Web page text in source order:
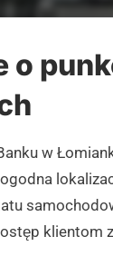
o
w
klientom